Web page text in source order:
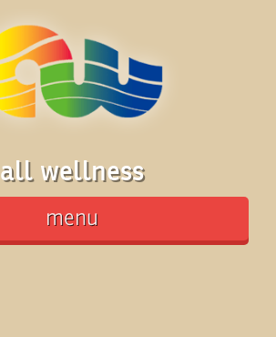
all wellness
menu